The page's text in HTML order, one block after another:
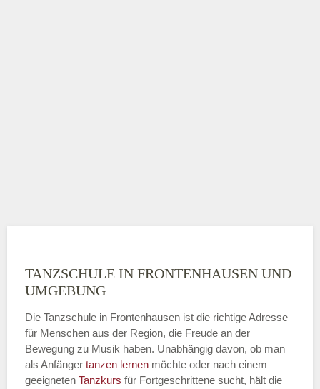
TANZSCHULE IN FRONTENHAUSEN UND
UMGEBUNG
Die Tanzschule in Frontenhausen ist die richtige Adresse
für Menschen aus der Region, die Freude an der
Bewegung zu Musik haben. Unabhängig davon, ob man
als Anfänger tanzen lernen möchte oder nach einem
geeigneten Tanzkurs für Fortgeschrittene sucht, hält die